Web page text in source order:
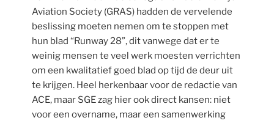
Aviation Society (GRAS) hadden de vervelende
beslissing moeten nemen om te stoppen met
hun blad “Runway 28”, dit vanwege dat er te
weinig mensen te veel werk moesten verrichten
om een kwalitatief goed blad op tijd de deur uit
te krijgen. Heel herkenbaar voor de redactie van
ACE, maar SGE zag hier ook direct kansen: niet
voor een overname, maar een samenwerking